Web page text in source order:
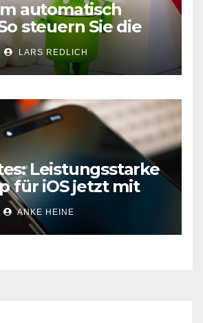
automatisch
steuern Sie die
auf Ihrem
LARS REDLICH
Leistungsstarke
für iOS jetzt mit
Testmodus
ANKE HEINE